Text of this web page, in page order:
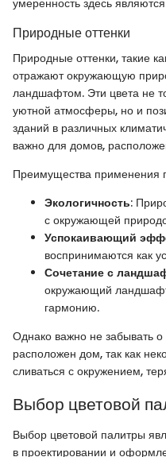
Природные оттенки
Природные оттенки, такие
отражают окружающую
ландшафтом. Эти цвета не
уютной атмосферы, но и
зданий в различных
важно для домов,
Преимущества применения
Экологичность:
с окружающей
Успокаивающий
воспринимаются как
Сочетание с
окружающий
гармонию.
Однако важно не забывать
расположен дом, так как
сливаться с окружением,
Выбор цветовой
Выбор цветовой палитры
в проектировании и